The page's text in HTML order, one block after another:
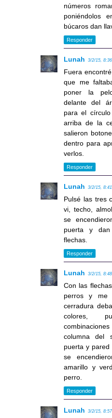
números
poniéndolos
búcaros dan
Responder
Lunah 3/2/15, 8:36
Fuera
que me
poner la
delante del
para el
arriba de la
salieron
dentro para
verlos.
Responder
Lunah 3/2/15, 8:41
Pulsé las tres
vi, techo,
se
puerta y
flechas.
Responder
Lunah 3/2/15, 8:48
Con las
perros y me
cerradura
colores,
columna del
puerta y
se
amarillo y
perro.
Responder
Lunah 3/2/15, 8:57